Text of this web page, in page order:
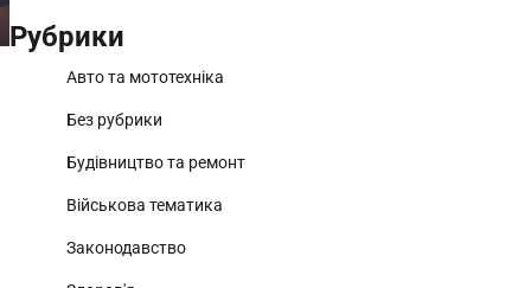
Рубрики
Авто та мототехніка
Без рубрики
Будівництво та ремонт
Військова тематика
Законодавство